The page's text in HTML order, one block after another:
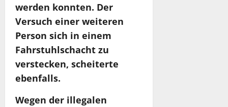
werden konnten. Der
Versuch einer weiteren
Person sich in einem
Fahrstuhlschacht zu
verstecken, scheiterte
ebenfalls.
Wegen der illegalen